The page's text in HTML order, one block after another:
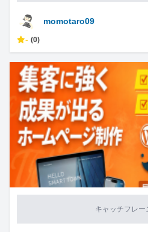
momotaro09
- (0)
キャッチフレー